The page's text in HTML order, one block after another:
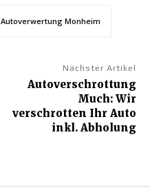
Autoverwertung Monheim
Nächster Artikel
Autoverschrottung
Much: Wir
verschrotten Ihr Auto
inkl. Abholung